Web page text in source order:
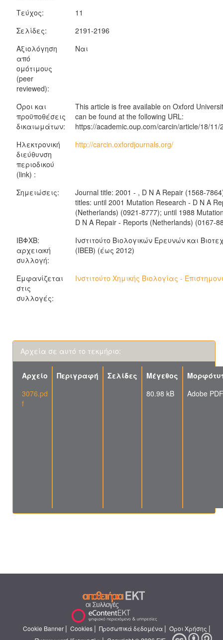
Τεύχος:
11
Σελίδες:
2191-2196
Αξιολόγηση
από
ομότιμους
(peer
reviewed):
Ναι
Όροι και
προϋποθέσεις
δικαιωμάτων:
This article is free available on Oxford
can be found at the following URL:
https://academic.oup.com/carcin/article/18/11/
Ηλεκτρονική
διεύθυνση
περιοδικού
(link) :
http://carcin.oxfordjournals.org/
Σημειώσεις:
Journal title: 2001 - , D N A Repair (1568-
titles: until 2001 Mutation Research - D N A
(Netherlands) (0921-8777); until 1988
D N A Repair - Reports (Netherlands) (0167-
ΙΒΦΧΒ:
αρχειακή
συλλογή:
Ινστιτούτο Βιολογικών Ερευνών και
(ΙΒΕΒ) (έως 2012)
Εμφανίζεται
στις
συλλογές:
Ινστιτούτο Χημικής Βιολογίας -
Αρχεία σε αυτό το τεκμήριο:
Αρχείο Περιγραφή Σελίδες Μέγεθος
3076.pd
f
80.98 kB Adobe PDF
Cookie Banner | Cookies | Προσωπικά δεδομένα | Όροι Χρήσης |